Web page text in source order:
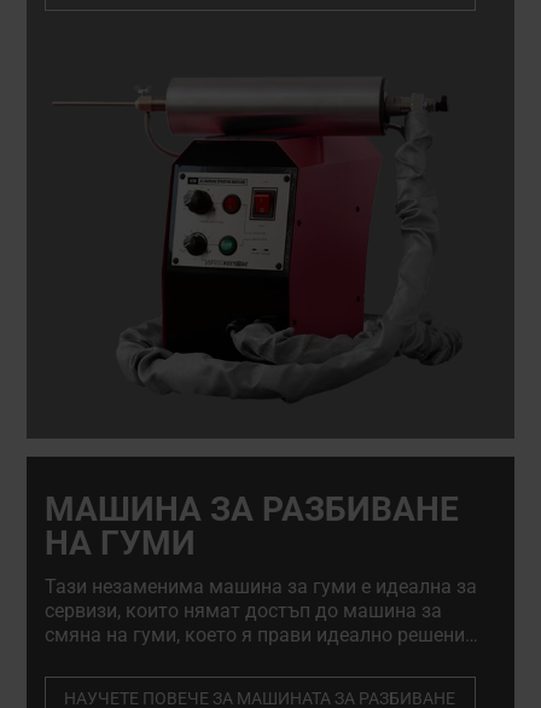
МАШИНА ЗА РАЗБИВАНЕ
НА ГУМИ
Тази незаменима машина за гуми е идеална за
сервизи, които нямат достъп до машина за
смяна на гуми, което я прави идеално решение
място. Професионална, висококачествена
НАУЧЕТЕ ПОВЕЧЕ ЗА МАШИНАТА ЗА РАЗБИВАНЕ